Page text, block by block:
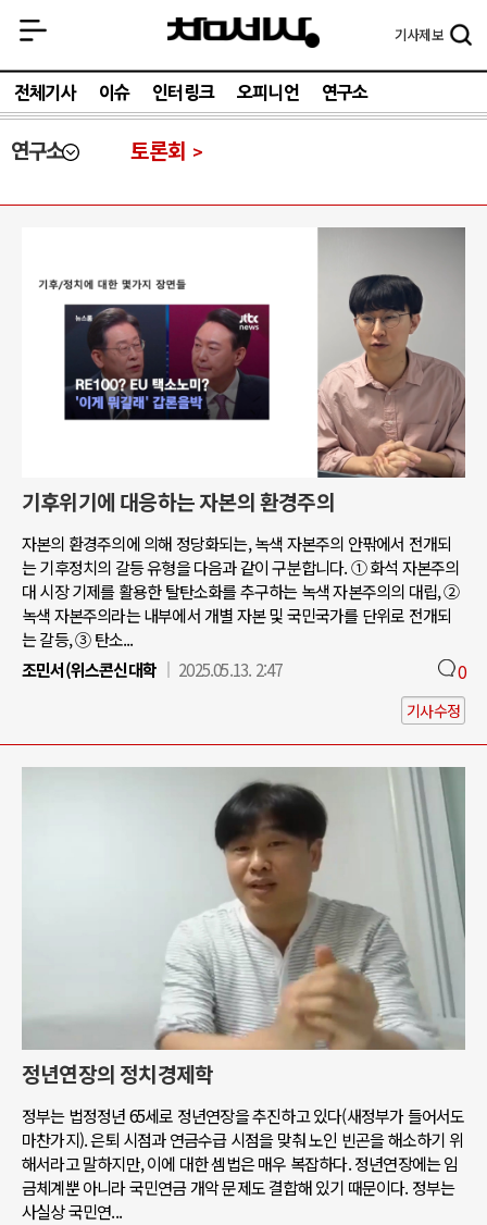
기사제보
전체기사 이슈 인터링크 오피니언 연구소
연구소 토론회
기후위기에 대응하는 자본의 환경주의
자본의 환경주의에 의해 정당화되는, 녹색 자본주의 안팎에서 전개되
는 기후정치의 갈등 유형을 다음과 같이 구분합니다. ① 화석 자본주의
대 시장 기제를 활용한 탈탄소화를 추구하는 녹색 자본주의의 대립, ②
녹색 자본주의라는 내부에서 개별 자본 및 국민국가를 단위로 전개되
는 갈등, ③ 탄소...
조민서(위스콘신대학
2025.05.13. 2:47 0
기사수정
정년연장의 정치경제학
정부는 법정정년 65세로 정년연장을 추진하고 있다(새정부가 들어서도
마찬가지). 은퇴 시점과 연금수급 시점을 맞춰 노인 빈곤을 해소하기 위
해서라고 말하지만, 이에 대한 셈법은 매우 복잡하다. 정년연장에는 임
금체계뿐 아니라 국민연금 개악 문제도 결합해 있기 때문이다. 정부는
사실상 국민연...